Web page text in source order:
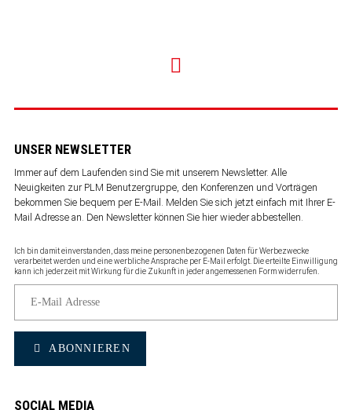
UNSER NEWSLETTER
Immer auf dem Laufenden sind Sie mit unserem Newsletter. Alle
Neuigkeiten zur PLM Benutzergruppe, den Konferenzen und Vorträgen
bekommen Sie bequem per E-Mail. Melden Sie sich jetzt einfach mit Ihrer E-
Mail Adresse an. Den Newsletter können Sie hier wieder abbestellen.
Ich bin damit einverstanden, dass meine personenbezogenen Daten für Werbezwecke
verarbeitet werden und eine werbliche Ansprache per E-Mail erfolgt. Die erteilte Einwilligung
kann ich jederzeit mit Wirkung für die Zukunft in jeder angemessenen Form widerrufen.
ABONNIEREN
SOCIAL MEDIA